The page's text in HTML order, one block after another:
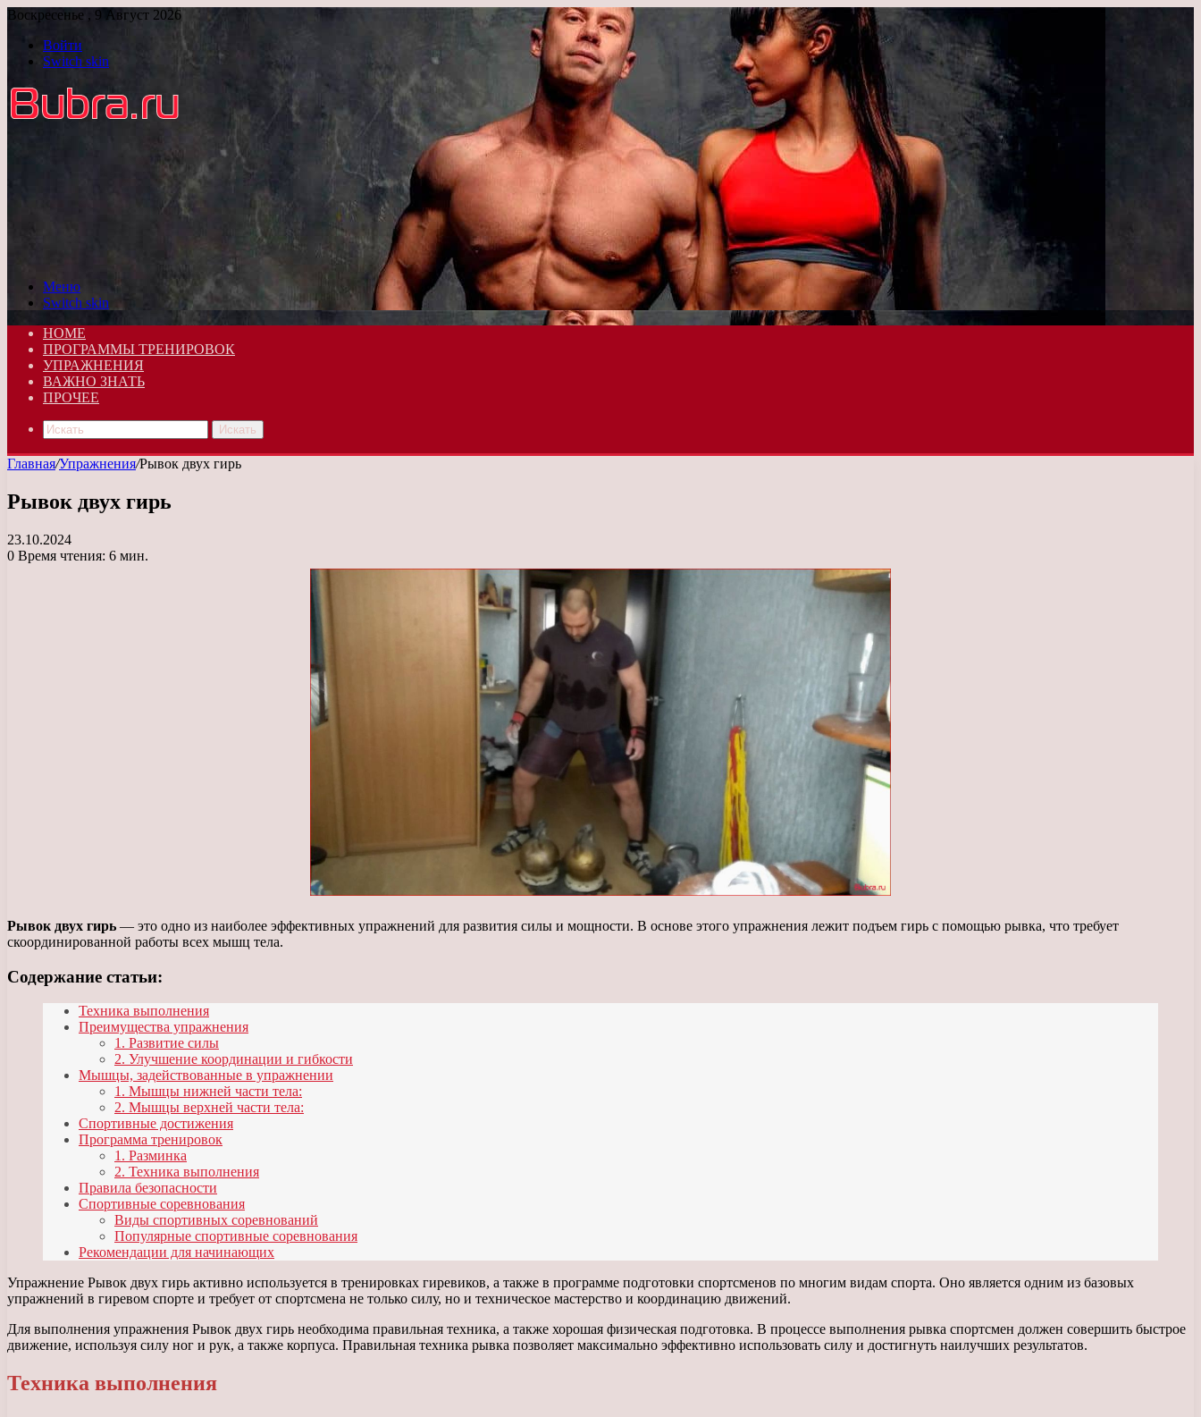
Воскресенье , 9 Август 2026
Войти
Switch skin
Меню
Switch skin
HOME
ПРОГРАММЫ ТРЕНИРОВОК
УПРАЖНЕНИЯ
ВАЖНО ЗНАТЬ
ПРОЧЕЕ
Искать
Главная/Упражнения/Рывок двух гирь
Рывок двух гирь
23.10.2024
0 Время чтения: 6 мин.
Рывок двух гирь — это одно из наиболее эффективных упражнений для развития силы и мощности. В основе этого упражнения лежит подъем гирь с помощью рывка, что требует
скоординированной работы всех мышц тела.
Содержание статьи:
Техника выполнения
Преимущества упражнения
1. Развитие силы
2. Улучшение координации и гибкости
Мышцы, задействованные в упражнении
1. Мышцы нижней части тела:
2. Мышцы верхней части тела:
Спортивные достижения
Программа тренировок
1. Разминка
2. Техника выполнения
Правила безопасности
Спортивные соревнования
Виды спортивных соревнований
Популярные спортивные соревнования
Рекомендации для начинающих
Упражнение Рывок двух гирь активно используется в тренировках гиревиков, а также в программе подготовки спортсменов по многим видам спорта. Оно является одним из базовых
упражнений в гиревом спорте и требует от спортсмена не только силу, но и техническое мастерство и координацию движений.
Для выполнения упражнения Рывок двух гирь необходима правильная техника, а также хорошая физическая подготовка. В процессе выполнения рывка спортсмен должен совершить быстрое
движение, используя силу ног и рук, а также корпуса. Правильная техника рывка позволяет максимально эффективно использовать силу и достигнуть наилучших результатов.
Техника выполнения